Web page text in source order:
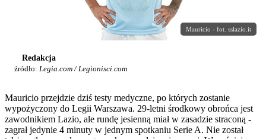
Mauricio - fot. sslazio.it
Redakcja
źródło: Legia.com / Legionisci.com
Mauricio przejdzie dziś testy medyczne, po których zostanie
wypożyczony do Legii Warszawa. 29-letni środkowy obrońca jest
zawodnikiem Lazio, ale rundę jesienną miał w zasadzie straconą -
zagrał jedynie 4 minuty w jednym spotkaniu Serie A. Nie został